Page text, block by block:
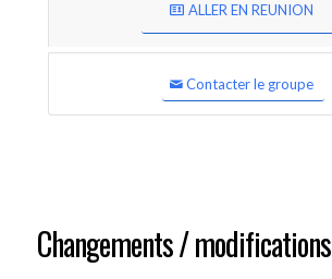
ALLER EN REUNION
Contacter le groupe
Changements / modifications